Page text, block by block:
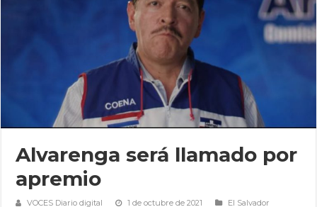
Alvarenga será llamado por
apremio
VOCES Diario digital 1 de octubre de 2021
El Salvador